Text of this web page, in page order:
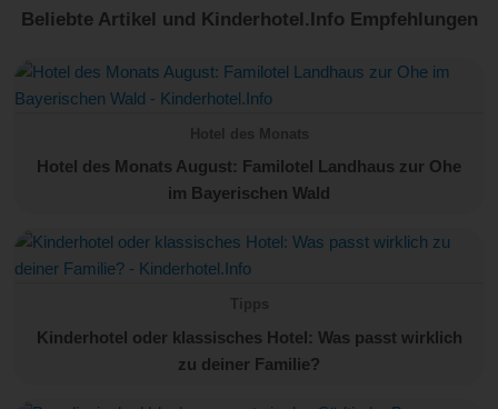
Beliebte Artikel und Kinderhotel.Info Empfehlungen
Hotel des Monats August: Familotel Landhaus zur Ohe
im Bayerischen Wald
Kinderhotel oder klassisches Hotel: Was passt wirklich
zu deiner Familie?